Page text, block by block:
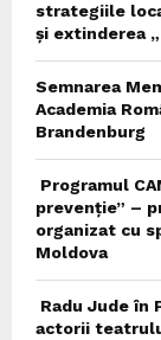
strategiile
și extinderea
Semnarea
Academia
Brandenburg
Programul
prevenție” –
organizat cu
Moldova
Radu Jude în
actorii